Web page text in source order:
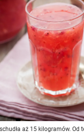
aż 15 kilogramów. Od